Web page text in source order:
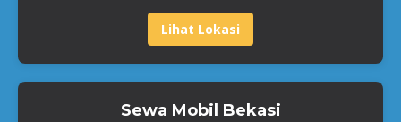
Lihat Lokasi
Sewa Mobil Bekasi